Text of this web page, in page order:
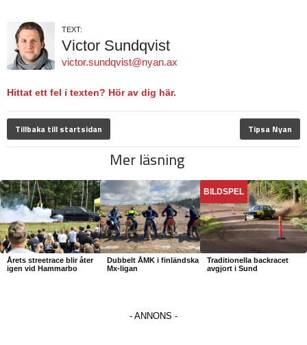
TEXT:
Victor Sundqvist
victor.sundqvist@nyan.ax
Hittat ett fel i texten? Hör av dig här.
Tillbaka till startsidan Tipsa Nyan
Mer läsning
Årets streetrace blir åter
igen vid Hammarbo
Dubbelt ÅMK i finländska
Mx-ligan
BILDSPEL
Traditionella backracet
avgjort i Sund